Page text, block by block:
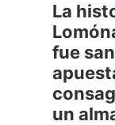
La
fue
un